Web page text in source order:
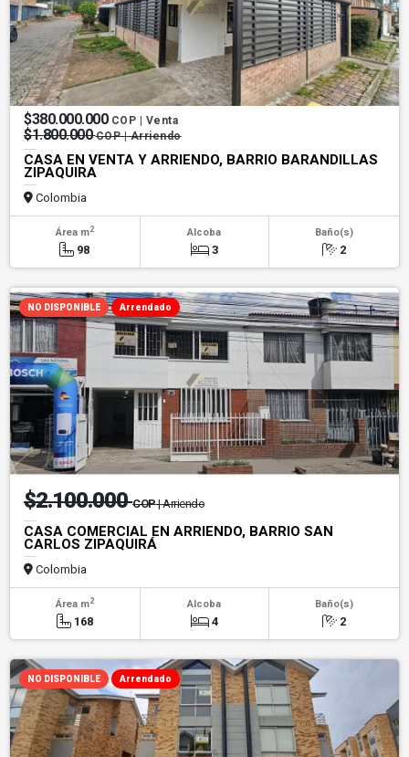
$380.000.000 COP | Venta
$1.800.000COP | Arriendo
CASA EN VENTA Y ARRIENDO, BARRIO BARANDILLAS
ZIPAQUIRA
Colombia
Área m2
98
Alcoba
3
Baño(s)
2
NO DISPONIBLE Arrendado
$2.100.000COP| Arriendo
CASA COMERCIAL EN ARRIENDO, BARRIO SAN
CARLOS ZIPAQUIRÁ
Colombia
Área m2
168
Alcoba
4
Baño(s)
2
NO DISPONIBLE Arrendado